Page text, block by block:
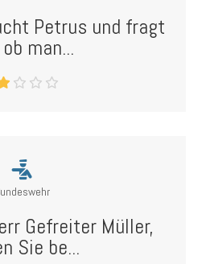
Petrus und fragt
man...
Gefreiter Müller,
Sie be...